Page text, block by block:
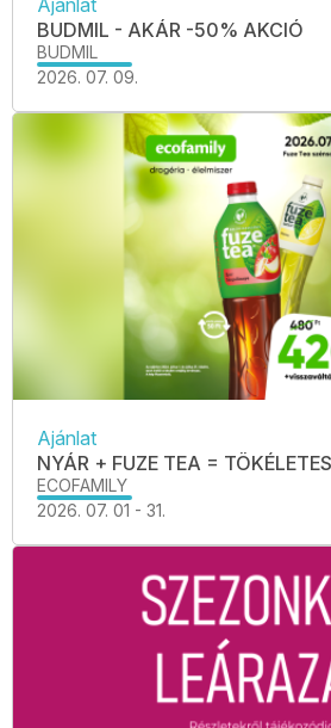
Ajánlat
BUDMIL - AKÁR -50% AKCIÓ
BUDMIL
2026. 07. 09.
Ajánlat
NYÁR + FUZE TEA =
ECOFAMILY
2026. 07. 01 - 31.